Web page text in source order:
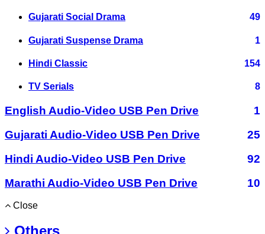
Gujarati Social Drama 49
Gujarati Suspense Drama 1
Hindi Classic 154
TV Serials 8
English Audio-Video USB Pen Drive
1
Gujarati Audio-Video USB Pen Drive
25
Hindi Audio-Video USB Pen Drive
92
Marathi Audio-Video USB Pen Drive
10
Close